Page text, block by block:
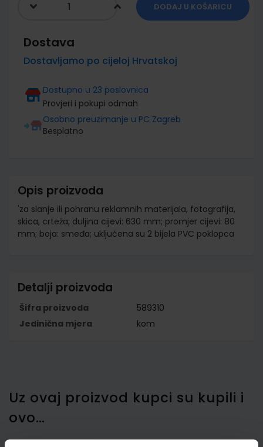
DODAJ U KOŠARICU
Dostava
Dostavljamo po cijeloj Hrvatskoj
Dostupno u 23 poslovnica
Provjeri i pokupi odmah
Osobno preuzimanje u PC Zagreb
Besplatno
Opis proizvoda
'za slanje ili pohranu reklamnih materijala, fotografija,
skica, crteža; duljina cijevi: 630 mm; promjer cijevi: 80
mm; boja: smeđa; uključena su 2 bijela PVC poklopca
Detalji proizvoda
Šifra proizvoda
589310
Jedinična mjera
kom
Uz ovaj proizvod kupci su kupili i
ovo…